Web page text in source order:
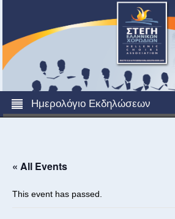
Ημερολόγιο Εκδηλώσεων
« All Events
This event has passed.